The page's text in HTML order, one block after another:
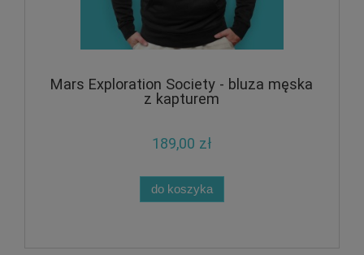
Mars Exploration Society - bluza męska
z kapturem
189,00 zł
do koszyka